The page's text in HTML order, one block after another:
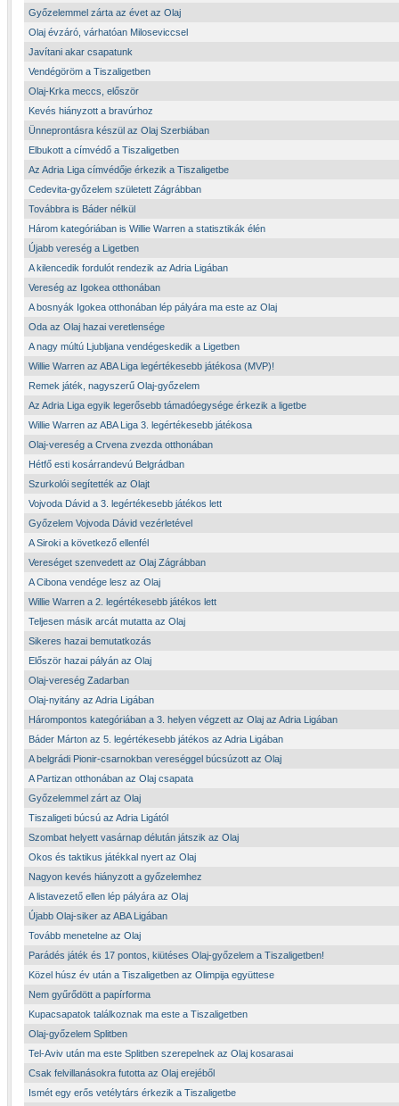
Győzelemmel zárta az évet az Olaj
Olaj évzáró, várhatóan Miloseviccsel
Javítani akar csapatunk
Vendégöröm a Tiszaligetben
Olaj-Krka meccs, először
Kevés hiányzott a bravúrhoz
Ünneprontásra készül az Olaj Szerbiában
Elbukott a címvédő a Tiszaligetben
Az Adria Liga címvédője érkezik a Tiszaligetbe
Cedevita-győzelem született Zágrábban
Továbbra is Báder nélkül
Három kategóriában is Willie Warren a statisztikák élén
Újabb vereség a Ligetben
A kilencedik fordulót rendezik az Adria Ligában
Vereség az Igokea otthonában
A bosnyák Igokea otthonában lép pályára ma este az Olaj
Oda az Olaj hazai veretlensége
A nagy múltú Ljubljana vendégeskedik a Ligetben
Willie Warren az ABA Liga legértékesebb játékosa (MVP)!
Remek játék, nagyszerű Olaj-győzelem
Az Adria Liga egyik legerősebb támadóegysége érkezik a ligetbe
Willie Warren az ABA Liga 3. legértékesebb játékosa
Olaj-vereség a Crvena zvezda otthonában
Hétfő esti kosárrandevú Belgrádban
Szurkolói segítették az Olajt
Vojvoda Dávid a 3. legértékesebb játékos lett
Győzelem Vojvoda Dávid vezérletével
A Siroki a következő ellenfél
Vereséget szenvedett az Olaj Zágrábban
A Cibona vendége lesz az Olaj
Willie Warren a 2. legértékesebb játékos lett
Teljesen másik arcát mutatta az Olaj
Sikeres hazai bemutatkozás
Először hazai pályán az Olaj
Olaj-vereség Zadarban
Olaj-nyitány az Adria Ligában
Hárompontos kategóriában a 3. helyen végzett az Olaj az Adria Ligában
Báder Márton az 5. legértékesebb játékos az Adria Ligában
A belgrádi Pionir-csarnokban vereséggel búcsúzott az Olaj
A Partizan otthonában az Olaj csapata
Győzelemmel zárt az Olaj
Tiszaligeti búcsú az Adria Ligától
Szombat helyett vasárnap délután játszik az Olaj
Okos és taktikus játékkal nyert az Olaj
Nagyon kevés hiányzott a győzelemhez
A listavezető ellen lép pályára az Olaj
Újabb Olaj-siker az ABA Ligában
Tovább menetelne az Olaj
Parádés játék és 17 pontos, kiütéses Olaj-győzelem a Tiszaligetben!
Közel húsz év után a Tiszaligetben az Olimpija együttese
Nem gyűrődött a papírforma
Kupacsapatok találkoznak ma este a Tiszaligetben
Olaj-győzelem Splitben
Tel-Aviv után ma este Splitben szerepelnek az Olaj kosarasai
Csak felvillanásokra futotta az Olaj erejéből
Ismét egy erős vetélytárs érkezik a Tiszaligetbe